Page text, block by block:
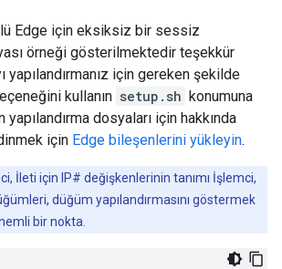
Edge için eksiksiz bir sessiz
örneği gösterilmektedir teşekkür
yapılandırmanız için gereken şekilde
kullanın setup.sh konumuna
yapılandırma dosyaları için hakkında
için Edge bileşenlerini yükleyin.
İleti için IP# değişkenlerinin tanımı İşlemci,
düğüm yapılandırmasını göstermek
bir nokta.